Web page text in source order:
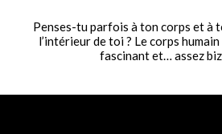
Penses-tu parfois à ton corps et à
l’intérieur de toi ? Le corps
fascinant et… assez